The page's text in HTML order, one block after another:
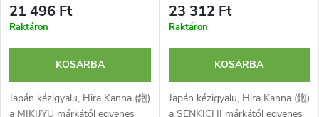
21 496 Ft
Raktáron
KOSÁRBA
Japán kézigyalu, Hira Kanna (鉋)
a MIKIJYU márkától egyenes
23 312 Ft
Raktáron
KOSÁRBA
Japán kézigyalu, Hira Kanna (鉋)
a SENKICHI márkától egyenes